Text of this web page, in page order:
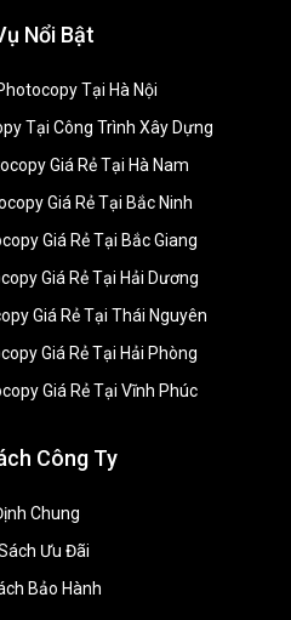
Nổi Bật
Tại Hà Nội
Tại Công Trình Xây Dựng
Giá Rẻ Tại Hà Nam
Giá Rẻ Tại Bắc Ninh
Giá Rẻ Tại Bắc Giang
Giá Rẻ Tại Hải Dương
Giá Rẻ Tại Thái Nguyên
Giá Rẻ Tại Hải Phòng
Giá Rẻ Tại Vĩnh Phúc
Công Ty
Chung
Ưu Đãi
Bảo Hành